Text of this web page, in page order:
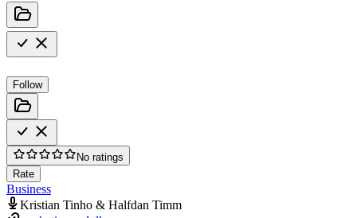
Follow
No ratings
Rate
Business
Kristian Tinho & Halfdan Timm